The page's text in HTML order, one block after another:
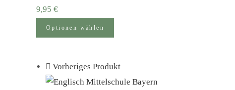
9,95 €
Optionen wählen
Vorheriges Produkt